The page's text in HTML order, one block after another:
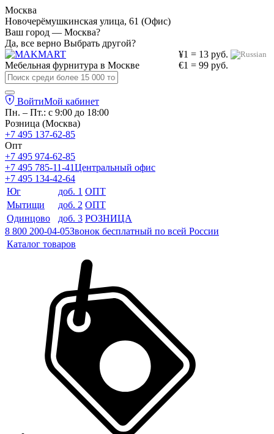
Москва
Новочерёмушкинская улица, 61 (Офис)
Ваш город — Москва?
Да, все верно Выбрать другой?
¥1 = 13 руб.
€1 = 99 руб.
Мебельная фурнитура в Москве
ВойтиМой кабинет
Пн. – Пт.: с 9:00 до 18:00
Розница (Москва)
+7 495 137-62-85
Опт
+7 495 974-62-85
+7 495 785-11-41Центральный офис
+7 495 134-42-64
Юг
доб. 1 ОПТ
Мытищи
доб. 2 ОПТ
Одинцово
доб. 3 РОЗНИЦА
8 800 200-04-05Звонок бесплатный по всей России
Каталог товаров